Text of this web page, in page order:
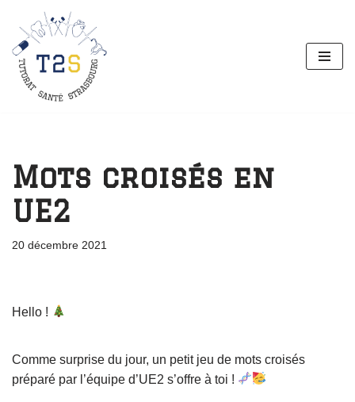
Aller
au
contenu
Mots croisés en
UE2
20 décembre 2021
Hello !
Comme surprise du jour, un petit jeu de mots croisés
préparé par l’équipe d’UE2 s’offre à toi !